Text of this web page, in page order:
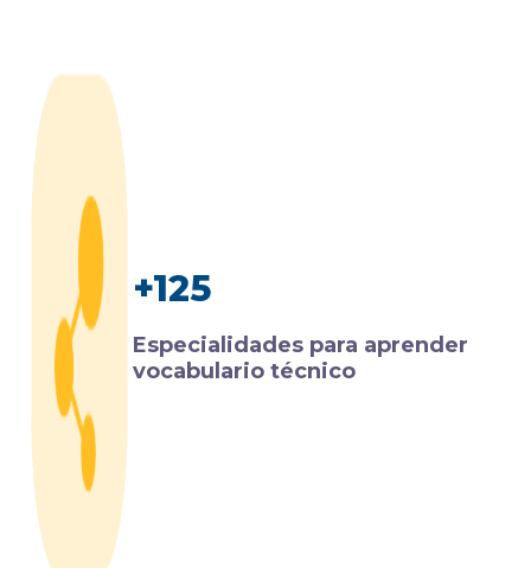
+125
Especialidades para aprender
vocabulario técnico